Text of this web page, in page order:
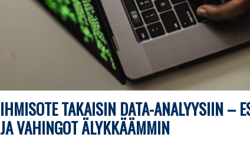
IHMISOTE TAKAISIN DATA-ANALYYSIIN –
JA VAHINGOT ÄLYKKÄÄMMIN